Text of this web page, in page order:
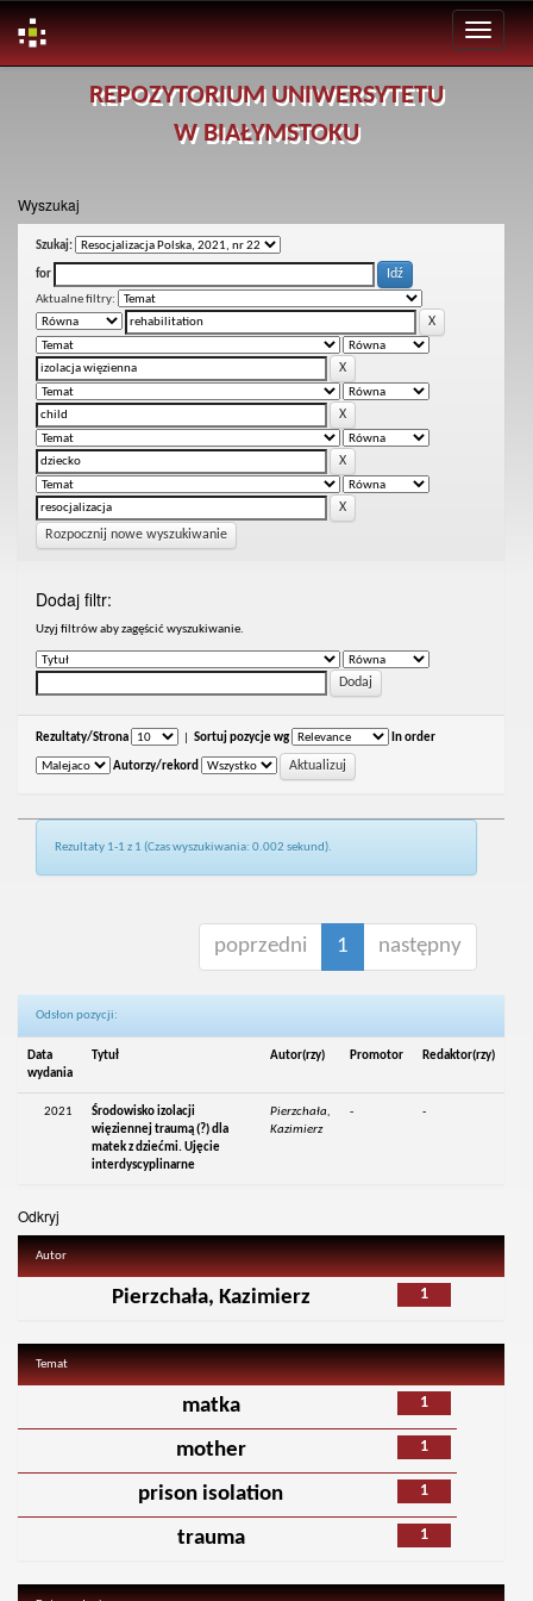
REPOZYTORIUM UNIWERSYTETU
W BIAŁYMSTOKU
Wyszukaj
Szukaj:
for
Aktualne filtry:
Rozpocznij nowe wyszukiwanie
Dodaj filtr:
Uzyj filtrów aby zagęścić wyszukiwanie.
Rezultaty/Strona Sortuj pozycje wg In order
Autorzy/rekord
Rezultaty 1-1 z 1 (Czas wyszukiwania: 0.002 sekund).
poprzedni 1 następny
Odsłon pozycji:
Data
wydania
Tytuł Autor(rzy) Promotor Redaktor(rzy)
2021
Środowisko izolacji
więziennej traumą (?) dla
matek z dziećmi. Ujęcie
interdyscyplinarne
Pierzchała,
Kazimierz
- -
Odkryj
Autor
1
Pierzchała, Kazimierz
Temat
1
matka
1
mother
1
prison isolation
1
trauma